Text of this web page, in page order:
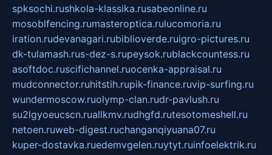
spksochi.rushkola-klassika.rusabeonline.ru
mosoblfencing.rumasteroptica.rulucomoria.ru
iration.rudevanagari.rubiblioverde.ruigro-pictures.ru
dk-tulamash.rus-dez-s.rupeysok.rublackcountess.ru
asoftdoc.ruscifichannel.ruocenka-appraisal.ru
mudconnector.ruhitstih.rupik-finance.ruvip-surfing.ru
wundermoscow.ruolymp-clan.rudr-pavlush.ru
su2lgyoeucscn.ruallkmv.rudhgfd.rutesotomeshell.ru
netoen.ruweb-digest.ruchanganqiyuana07.ru
kuper-dostavka.ruedemvgelen.ruytyt.ruinfoelektrik.ru